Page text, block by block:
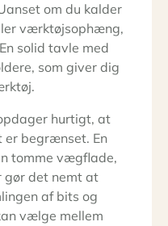
om du kalder
værktøjsophæng,
solid tavle med
som giver dig
hurtigt, at
er begrænset. En
tomme vægflade,
gør det nemt at
af bits og
vælge mellem